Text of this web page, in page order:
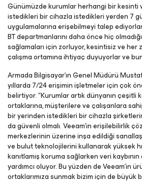
Günümüzde kurumlar herhangi bir kesinti
istedikleri bir cihazla istedikleri yerden 7
uygulamalarına erişebilmeyi talep
BT departmanlarını daha önce hiç
sağlamaları için zorluyor, kesintisiz ve
çalışma ortamına ihtiyaç duyuyorlar ve
Armada Bilgisayar’ın Genel Müdürü
yıllarda 7/24 erişimin işletmeler için çok
belirtiyor. "Kurumlar artık dünyanın çeşitli
ortaklarına, müşterilere ve çalışanlara
bir yerinden istedikleri bir cihazla
da güvenli olmalı. Veeam’in erişilebilirlik
merkezlerinin üzerine inşa edildiği
ve bulut teknolojilerini kullanarak yüksek
kanıtlamış koruma sağlarken veri
yardımcı oluyor. Bu yüzden de Veeam’in
ortaklarımıza sunmak bizim için de büyük